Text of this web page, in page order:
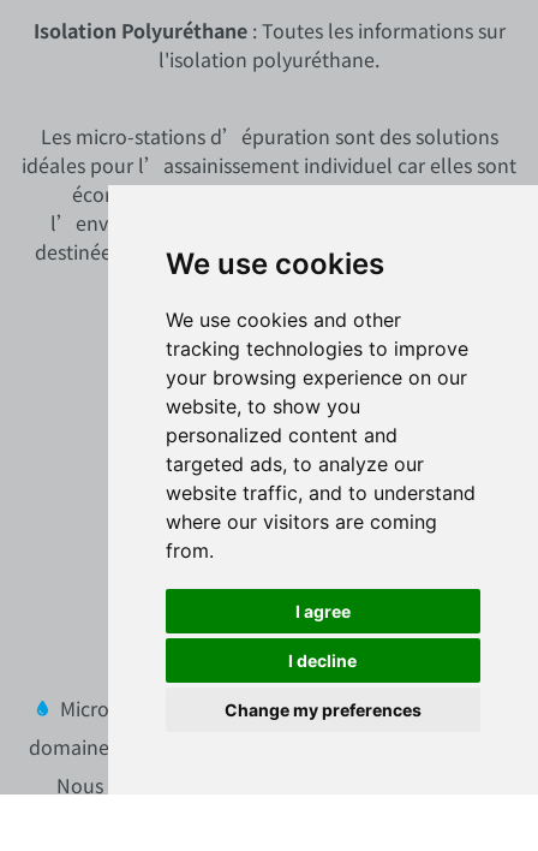
We use cookies
We use cookies and other
tracking technologies to improve
your browsing experience on our
website, to show you
personalized content and
targeted ads, to analyze our
website traffic, and to understand
where our visitors are coming
from.
I agree
I decline
Change my preferences
Isolation Polyuréthane: Toutes les informations sur
l'isolation polyuréthane.
Les micro-stations d’épuration sont des solutions
idéales pour l’assainissement individuel car elles sont
économiques, discrètes et respectueuses de
l’environnement. Découvrez ces micro-stations
destinées à l’assainissement non-collectif ou semi-
collectif.
Accueil
Blog
Micro Station
Fosses toutes eaux
Contact
Devis
Micro-Station.be est un site d'information dans le
domaine de la micro station en belgique et en france.
Nous ne sommes ni revendeurs ni installateurs.